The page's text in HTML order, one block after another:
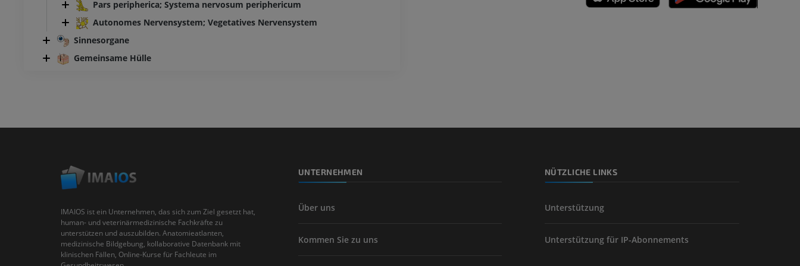
Pars peripherica; Systema nervosum periphericum
Autonomes Nervensystem; Vegetatives Nervensystem
Sinnesorgane
Gemeinsame Hülle
IMAIOS ist ein Unternehmen, das sich zum Ziel gesetzt hat,
human- und veterinärmedizinische Fachkräfte zu
unterstützen und auszubilden. Anatomieatlanten,
medizinische Bildgebung, kollaborative Datenbank mit
klinischen Fällen, Online-Kurse für Fachleute im
UNTERNEHMEN
Über uns
Kommen Sie zu uns
NÜTZLICHE LINKS
Unterstützung
Unterstützung für IP-Abonnements